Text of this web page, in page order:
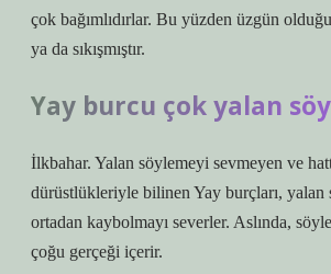
çok bağımlıdırlar. Bu yüzden üzgün
ya da sıkışmıştır.
Yay burcu çok yalan
İlkbahar. Yalan söylemeyi sevmeyen ve
dürüstlükleriyle bilinen Yay burçları, yalan
ortadan kaybolmayı severler. Aslında,
çoğu gerçeği içerir.